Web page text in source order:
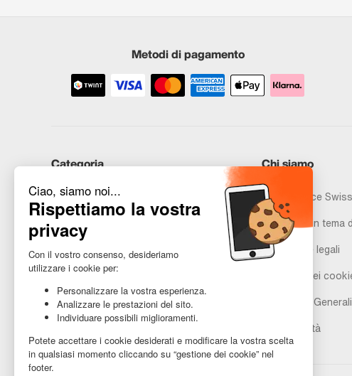
Metodi di pagamento
Categoria
iPhone
Samsung
Huawei
Hai bisogno di aiuto?
Chi siamo
Recommerce Swiss
Promesse in tema
Avvertenze legali
Gestione dei
Condizioni Generali
Accessibilità